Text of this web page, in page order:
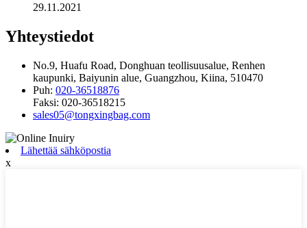
29.11.2021
Yhteystiedot
No.9, Huafu Road, Donghuan teollisuusalue, Renhen
kaupunki, Baiyunin alue, Guangzhou, Kiina, 510470
Puh: 020-36518876
Faksi: 020-36518215
sales05@tongxingbag.com
Lähettää sähköpostia
x